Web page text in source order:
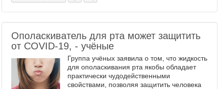
Ополаскиватель для рта может защитить
от COVID-19, - учёные
Группа учёных заявила о том, что жидкость
для ополаскивания рта якобы обладает
практически чудодейственными
свойствами, позволяя защитить человека